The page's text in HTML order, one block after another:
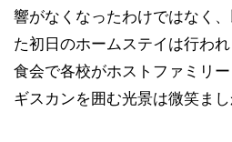
響がなくなったわけではなく
た初日のホームステイは行わ
食会で各校がホストファミリ
ギスカンを囲む光景は微笑ま